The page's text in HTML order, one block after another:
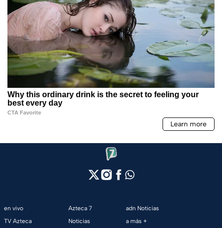
en vivo
TV Azteca
Azteca 7
Noticias
adn Noticias
a más +